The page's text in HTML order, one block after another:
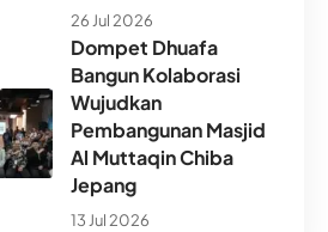
26 Jul 2026
Dompet Dhuafa
Bangun Kolaborasi
Wujudkan
Pembangunan Masjid
Al Muttaqin Chiba
Jepang
13 Jul 2026